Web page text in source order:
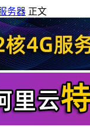
务器 正文